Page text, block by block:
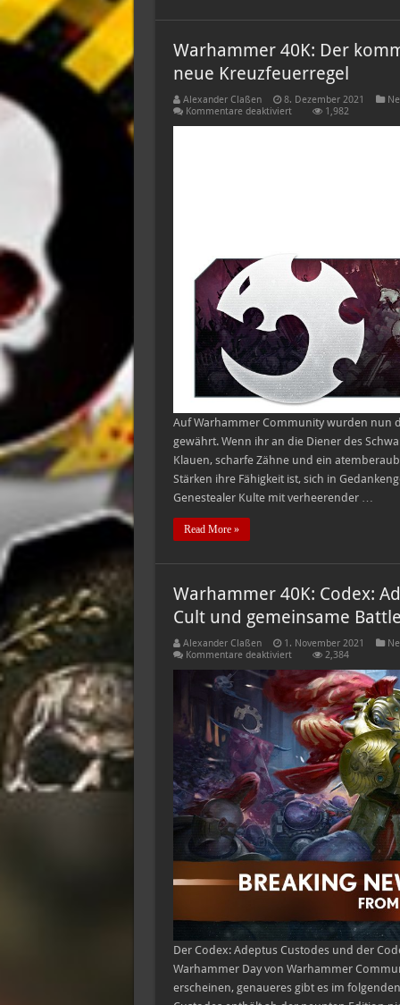
Warhammer 40K: Der
neue Kreuzfeuerregel
Alexander Claßen 8. Dezember 2021
Kommentare deaktiviertfür
1,982
Auf Warhammer Community wurden nun
gewährt. Wenn ihr an die Diener des
Klauen, scharfe Zähne und ein
Stärken ihre Fähigkeit ist, sich in
Genestealer Kulte mit verheerender …
Read More »
Warhammer 40K: Codex:
Cult und gemeinsame
Alexander Claßen 1. November 2021
Kommentare deaktiviertfür
40K:
Codex:
Adeptus
Custodes,
Codex:
Genestealer
Cult
und
gemeinsame
Battle
Box
2,384
Der Codex: Adeptus Custodes und der
Warhammer Day von Warhammer
erscheinen, genaueres gibt es im